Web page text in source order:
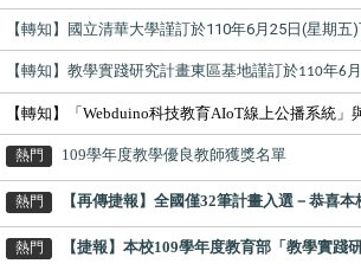
【轉知】國立清華大學謹訂於110年6月25 日(星期五)
【轉知】教學實踐研究計畫東區基地謹訂於110年6 月
【轉知】「Webduino科技教育AIoT線上公播系統
熱門 109學年度教學優良教師獲獎名單
熱門 【再傳捷報】全國僅32筆計畫入選－ 恭喜本
熱門 【捷報】本校109學年度教育部「教學實踐